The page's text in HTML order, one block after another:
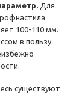
Для
100-110 мм.
в пользу
существуют